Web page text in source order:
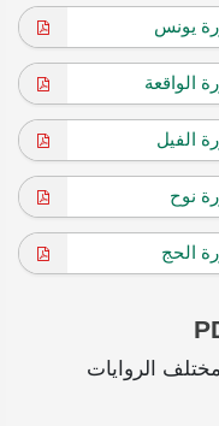
يونس
الواقعة
الفيل
نوح
الحج
الروايات